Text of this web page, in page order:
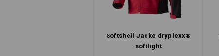
Softshell­ Jacke dryplexx®
softlight